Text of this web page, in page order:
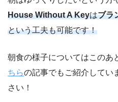
House Without A Keyはブラ
という工夫も可能です！
朝食の様子についてはこのあ
ちらの記事でもご紹介してい
さい！